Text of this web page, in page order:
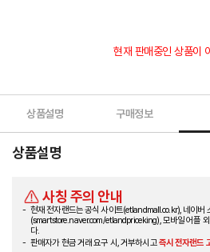
현재 판매중인 상품이
상품설명 구매정보
상품설명
사칭 주의 안내
현재 전자랜드는 공식 사이트(etlandmall.co.kr), 네이버
(smartstore.naver.com/etlandpriceking), 모바일 어플
다.
판매자가 현금 거래 요구 시, 거부하시고즉시 전자랜드